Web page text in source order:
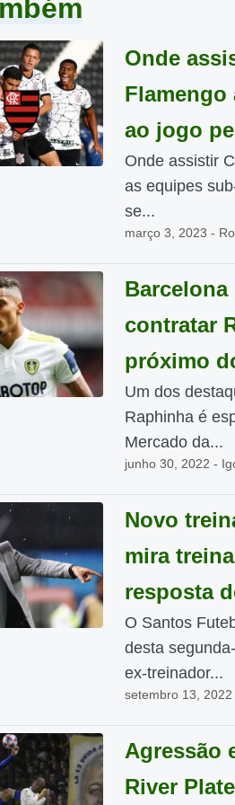
Onde
ao jogo
Onde assistir
as equipes
se...
março 3, 2023 -
Barcelona
contratar
próximo
Um dos
Raphinha é
Mercado da...
junho 30, 2022 -
Novo
mira
resposta
O Santos
desta
ex-treinador...
setembro 13,
Agressão
River